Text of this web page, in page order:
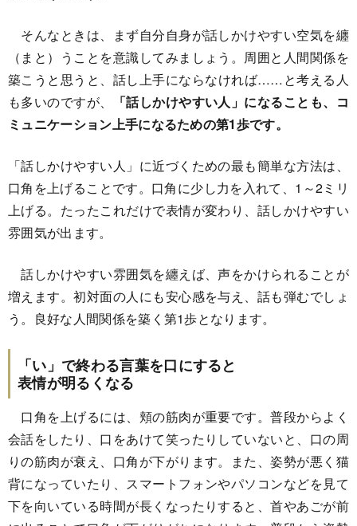
そんなときは、まず自分自身が話しかけやすい空気を纏
（まと）うことを意識してみましょう。周囲と人間関係を
築こうと思うと、話し上手にならなければ……と考える人
も多いのですが、
「話しかけやすい人」になることも、コ
ミュニケーション上手になるための第1歩です。
「話しかけやすい人」に近づくための最も簡単な方法は、
口角を上げることです。口角に少し力を入れて、1～2ミリ
上げる。たったこれだけで表情が変わり、話しかけやすい
雰囲気が出ます。
話しかけやすい雰囲気を纏えば、声をかけられることが
増えます。初対面の人にも安心感を与え、話も弾むでしょ
う。良好な人間関係を築く第1歩となります。
「い」で終わる言葉を口にすると
表情が明るくなる
口角を上げるには、頬の筋肉が重要です。普段からよく
会話をしたり、口をあけて笑ったりしていないと、口の周
りの筋肉が衰え、口角が下がります。また、姿勢が悪く猫
背になっていたり、スマートフォンやパソコンなどを見て
下を向いている時間が長くなったりすると、首やあごが前